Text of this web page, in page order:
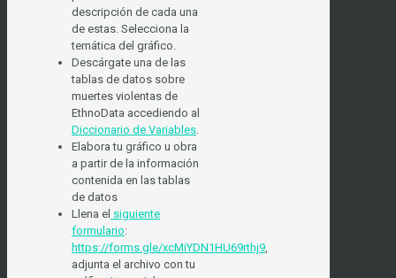
descripción de cada una
de estas. Selecciona la
temática del gráfico.
Descárgate una de las
tablas de datos sobre
muertes violentas de
EthnoData accediendo al
Diccionario de Variables
Elabora tu gráfico u obra
a partir de la información
contenida en las tablas
de datos
Llena el siguiente
formulario:
https://forms.gle/xcMiYDN1HU69rthj9
adjunta el archivo con tu